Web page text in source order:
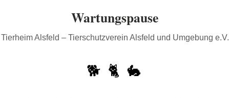
Wartungspause
Tierheim Alsfeld – Tierschutzverein Alsfeld und Umgebung e.V.
🐕 🐈 🐇